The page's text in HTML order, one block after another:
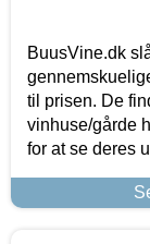
BuusVine.dk
til prisen. De
vinhuse/gårde
for at se deres